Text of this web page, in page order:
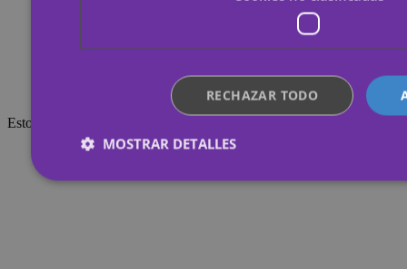
Esto también te puede interesar
RECHAZAR TODO
MOSTRAR DETALLES